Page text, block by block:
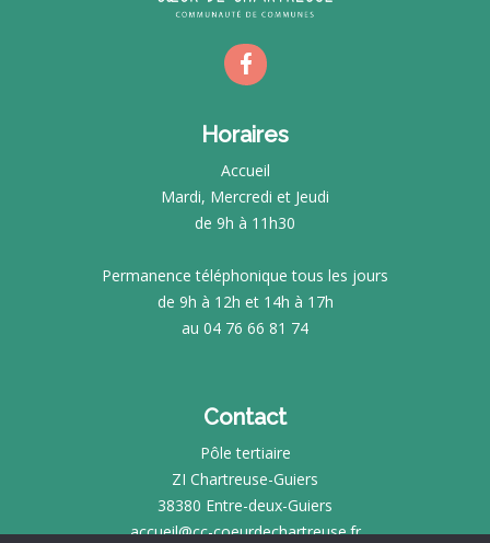
Horaires
Accueil
Mardi, Mercredi et Jeudi
de 9h à 11h30
Permanence téléphonique tous les jours
de 9h à 12h et 14h à 17h
au 04 76 66 81 74
Contact
Pôle tertiaire
ZI Chartreuse-Guiers
38380 Entre-deux-Guiers
accueil@cc-coeurdechartreuse.fr